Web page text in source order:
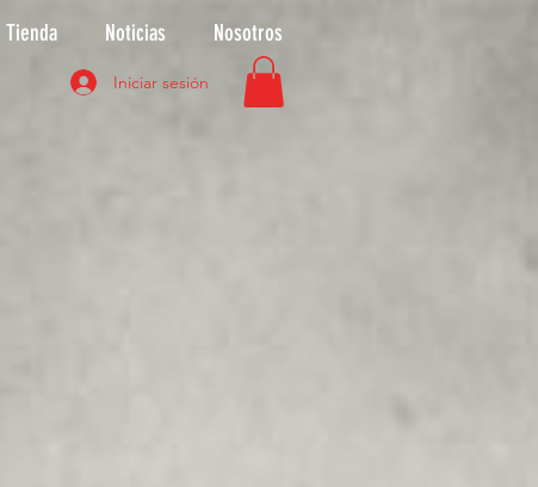
Tienda Noticias Nosotros
Iniciar sesión